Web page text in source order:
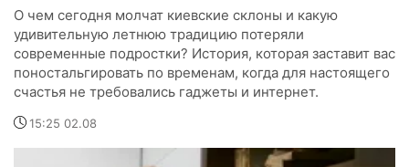
О чем сегодня молчат киевские склоны и какую
удивительную летнюю традицию потеряли
современные подростки? История, которая заставит вас
поностальгировать по временам, когда для настоящего
счастья не требовались гаджеты и интернет.
15:25 02.08